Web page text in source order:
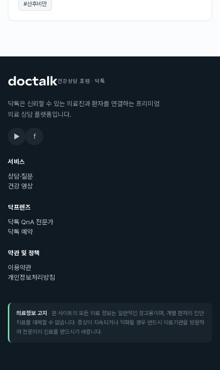
#산후비만
건강상담 포럼 · 닥톡
닥톡은 신뢰할 수 있는 의료진과 환자를 연결하는 프리미엄
의료 상담 플랫폼입니다.
▶ f
서비스
상담·질문
건강 영상
닥프렌즈
닥톡 QnA 전문가
닥톡 예약
약관 및 정책
이용약관
개인정보처리방침
의료정보 고지 · 본 사이트의 모든 의료 정보는 일반적인 참고용이며, 개별 환자의 진단·
치료를 대체할 수 없습니다. 증상이 지속되거나 악화될 경우 반드시 의료기관을 방문하
여 전문의의 진료를 받으시기 바랍니다.